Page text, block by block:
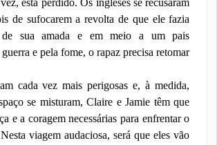
está perdido. Os ingleses se recusaram
de sufocarem a revolta de que ele fazia
de sua amada e em meio a um pais
e pela fome, o rapaz precisa retomar
cada vez mais perigosas e, à medida,
se misturam, Claire e Jamie têm que
e a coragem necessárias para enfrentar o
viagem audaciosa, será que eles vão